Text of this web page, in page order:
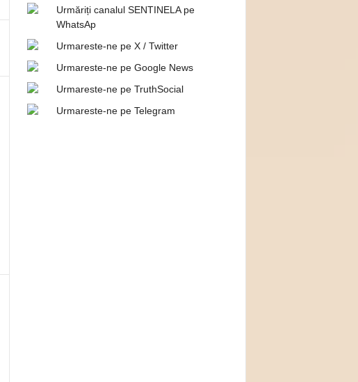
Urmăriți canalul SENTINELA pe
WhatsAp
Urmareste-ne pe X / Twitter
Urmareste-ne pe Google News
Urmareste-ne pe TruthSocial
Urmareste-ne pe Telegram